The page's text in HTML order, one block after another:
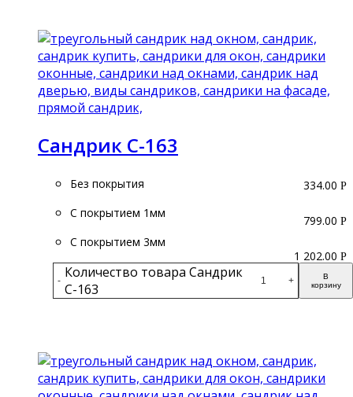
Сандрик С-163
Без покрытия
С покрытием 1мм
С покрытием 3мм
- Количество товара Сандрик
С-163
+
В
корзину
334.00 Р
799.00 Р
1 202.00 Р